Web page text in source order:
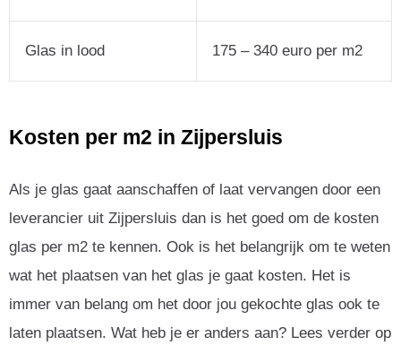
Glas in lood 175 – 340 euro per m2
Kosten per m2 in Zijpersluis
Als je glas gaat aanschaffen of laat vervangen door een
leverancier uit Zijpersluis dan is het goed om de kosten
glas per m2 te kennen. Ook is het belangrijk om te weten
wat het plaatsen van het glas je gaat kosten. Het is
immer van belang om het door jou gekochte glas ook te
laten plaatsen. Wat heb je er anders aan? Lees verder op